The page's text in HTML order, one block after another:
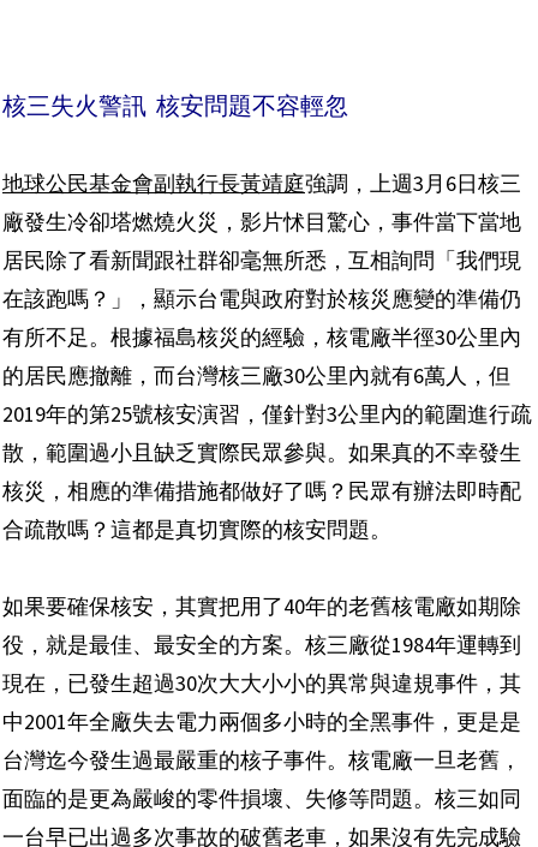
核三失火警訊 核安問題不容輕忽
地球公民基金會副執行長黃靖庭強調，上週3月6日核三
廠發生冷卻塔燃燒火災，影片怵目驚心，事件當下當地
居民除了看新聞跟社群卻毫無所悉，互相詢問「我們現
在該跑嗎？」，顯示台電與政府對於核災應變的準備仍
有所不足。根據福島核災的經驗，核電廠半徑30公里內
的居民應撤離，而台灣核三廠30公里內就有6萬人，但
2019年的第25號核安演習，僅針對3公里內的範圍進行疏
散，範圍過小且缺乏實際民眾參與。如果真的不幸發生
核災，相應的準備措施都做好了嗎？民眾有辦法即時配
合疏散嗎？這都是真切實際的核安問題。
如果要確保核安，其實把用了40年的老舊核電廠如期除
役，就是最佳、最安全的方案。核三廠從1984年運轉到
現在，已發生超過30次大大小小的異常與違規事件，其
中2001年全廠失去電力兩個多小時的全黑事件，更是是
台灣迄今發生過最嚴重的核子事件。核電廠一旦老舊，
面臨的是更為嚴峻的零件損壞、失修等問題。核三如同
一台早已出過多次事故的破舊老車，如果沒有先完成驗